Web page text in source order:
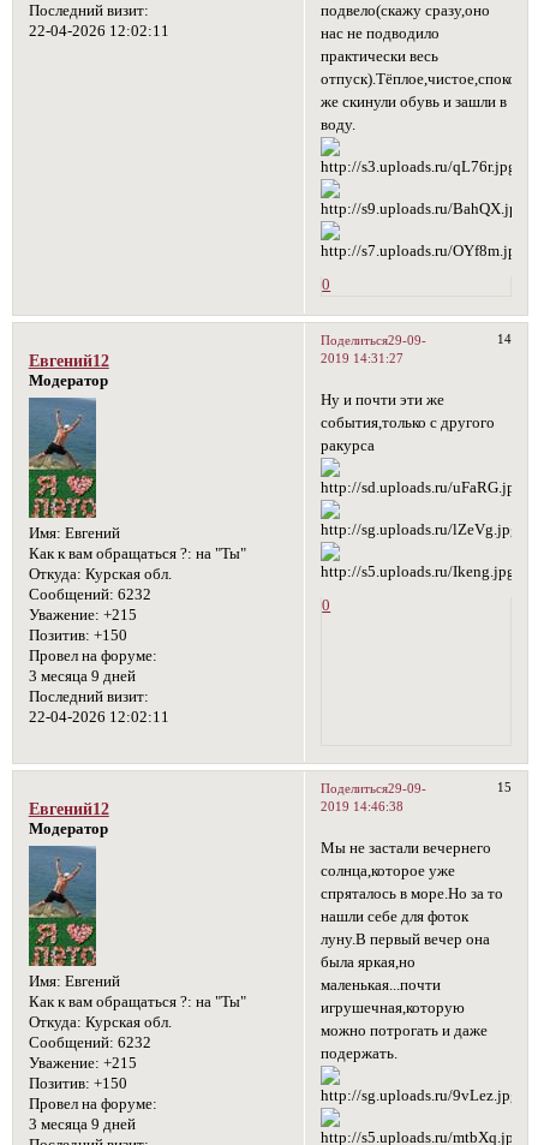
Последний визит:
22-04-2026 12:02:11
подвело(скажу сразу,оно
нас не подводило
практически весь
же скинули обувь и зашли в
воду.
0
Поделиться 14
29-09-
2019 14:31:27
Евгений12
Модератор
Имя: Евгений
Как к вам обращаться ?: на "Ты"
Откуда: Курская обл.
Сообщений: 6232
Уважение: +215
Позитив: +150
Провел на форуме:
3 месяца 9 дней
Последний визит:
22-04-2026 12:02:11
Ну и почти эти же
события,только с другого
ракурса
0
Поделиться 15
29-09-
2019 14:46:38
Евгений12
Модератор
Имя: Евгений
Как к вам обращаться ?: на "Ты"
Откуда: Курская обл.
Сообщений: 6232
Уважение: +215
Позитив: +150
Провел на форуме:
3 месяца 9 дней
Мы не застали вечернего
солнца,которое уже
спряталось в море.Но за то
нашли себе для фоток
луну.В первый вечер она
была яркая,но
маленькая...почти
игрушечная,которую
можно потрогать и даже
подержать.